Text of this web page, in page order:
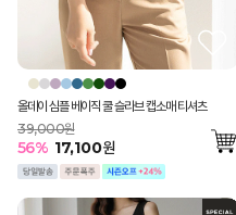
올데이 심플 베이직 쿨 슬라브 캡소매 티셔츠
39,000원
56% 17,100원